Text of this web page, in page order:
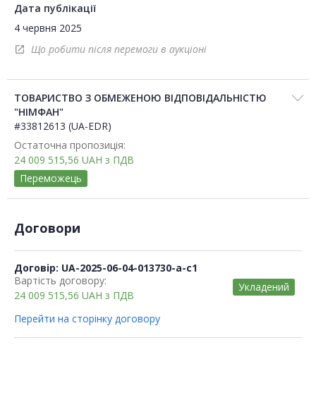
Дата публікації
4 червня 2025
open_in_new Що робити після перемоги в аукціоні
ТОВАРИСТВО З ОБМЕЖЕНОЮ ВІДПОВІДАЛЬНІСТЮ
"НІМФАН"
#33812613 (UA-EDR)
Остаточна пропозиція:
24 009 515,56 UAH з ПДВ
Переможець
Договори
Договір: UA-2025-06-04-013730-a-c1
Вартість договору:
24 009 515,56 UAH з ПДВ
Укладений
Перейти на сторінку договору